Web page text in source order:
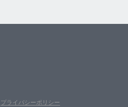
プライバシーポリシー